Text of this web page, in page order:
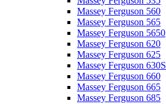
Massey Ferguson 560
Massey Ferguson 565
Massey Ferguson 5650
Massey Ferguson 620
Massey Ferguson 625
Massey Ferguson 630S
Massey Ferguson 660
Massey Ferguson 665
Massey Ferguson 685